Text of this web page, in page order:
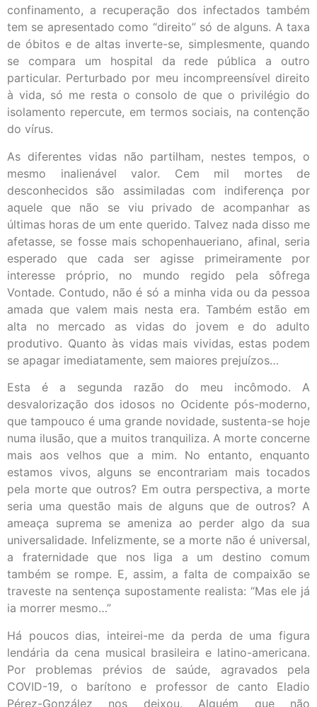
confinamento, a recuperação dos infectados também
tem se apresentado como “direito” só de alguns. A taxa
de óbitos e de altas inverte-se, simplesmente, quando
se compara um hospital da rede pública a outro
particular. Perturbado por meu incompreensível direito
à vida, só me resta o consolo de que o privilégio do
isolamento repercute, em termos sociais, na contenção
do vírus.
As diferentes vidas não partilham, nestes tempos, o
mesmo inalienável valor. Cem mil mortes de
desconhecidos são assimiladas com indiferença por
aquele que não se viu privado de acompanhar as
últimas horas de um ente querido. Talvez nada disso me
afetasse, se fosse mais schopenhaueriano, afinal, seria
esperado que cada ser agisse primeiramente por
interesse próprio, no mundo regido pela sôfrega
Vontade. Contudo, não é só a minha vida ou da pessoa
amada que valem mais nesta era. Também estão em
alta no mercado as vidas do jovem e do adulto
produtivo. Quanto às vidas mais vividas, estas podem
se apagar imediatamente, sem maiores prejuízos…
Esta é a segunda razão do meu incômodo. A
desvalorização dos idosos no Ocidente pós-moderno,
que tampouco é uma grande novidade, sustenta-se hoje
numa ilusão, que a muitos tranquiliza. A morte concerne
mais aos velhos que a mim. No entanto, enquanto
estamos vivos, alguns se encontrariam mais tocados
pela morte que outros? Em outra perspectiva, a morte
seria uma questão mais de alguns que de outros? A
ameaça suprema se ameniza ao perder algo da sua
universalidade. Infelizmente, se a morte não é universal,
a fraternidade que nos liga a um destino comum
também se rompe. E, assim, a falta de compaixão se
traveste na sentença supostamente realista: “Mas ele já
ia morrer mesmo…”
Há poucos dias, inteirei-me da perda de uma figura
lendária da cena musical brasileira e latino-americana.
Por problemas prévios de saúde, agravados pela
COVID-19, o barítono e professor de canto Eladio
Pérez-González nos deixou. Alguém que não